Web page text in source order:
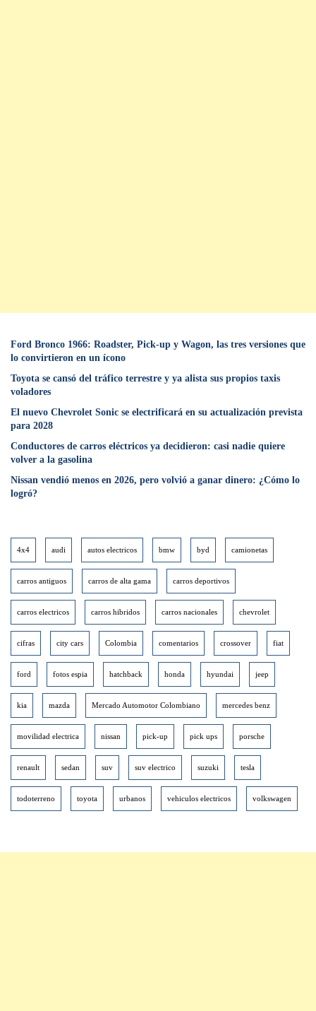
Ford Bronco 1966: Roadster, Pick-up y Wagon, las tres versiones que
lo convirtieron en un ícono
Toyota se cansó del tráfico terrestre y ya alista sus propios taxis
voladores
El nuevo Chevrolet Sonic se electrificará en su actualización prevista
para 2028
Conductores de carros eléctricos ya decidieron: casi nadie quiere
volver a la gasolina
Nissan vendió menos en 2026, pero volvió a ganar dinero: ¿Cómo lo
logró?
4x4 audi autos electricos bmw byd camionetas
carros antiguos carros de alta gama carros deportivos
carros electricos carros hibridos carros nacionales chevrolet
cifras city cars Colombia comentarios crossover fiat
ford fotos espia hatchback honda hyundai jeep
kia mazda Mercado Automotor Colombiano mercedes benz
movilidad electrica nissan pick-up pick ups porsche
renault sedan suv suv electrico suzuki tesla
todoterreno toyota urbanos vehiculos electricos volkswagen